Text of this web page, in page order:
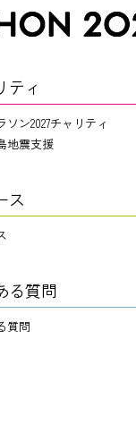
ティ
ソン2027チャリティ
地震支援
ス
る質問
質問